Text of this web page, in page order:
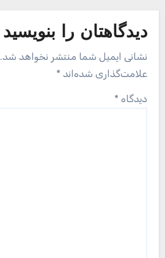
دیدگاهتان را بنویسید
نشانی ایمیل شما منتشر نخواهد شد.
علامت‌گذاری شده‌اند *
دیدگاه *